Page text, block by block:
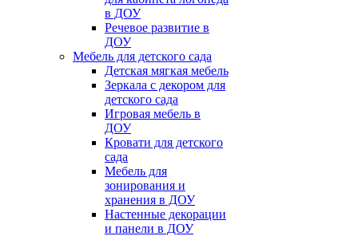
в ДОУ
Речевое развитие в
ДОУ
Мебель для детского сада
Детская мягкая мебель
Зеркала с декором для
детского сада
Игровая мебель в
ДОУ
Кровати для детского
сада
Мебель для
зонирования и
хранения в ДОУ
Настенные декорации
и панели в ДОУ